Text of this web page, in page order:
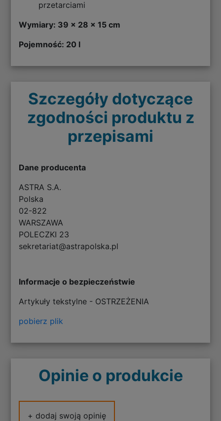
przetarciami
Wymiary: 39 x 28 x 15 cm
Pojemność: 20 l
Szczegóły dotyczące
zgodności produktu z
przepisami
Dane producenta
ASTRA S.A.
Polska
02-822
WARSZAWA
POLECZKI 23
sekretariat@astrapolska.pl
Informacje o bezpieczeństwie
Artykuły tekstylne - OSTRZEŻENIA
pobierz plik
Opinie o produkcie
+ dodaj swoją opinię